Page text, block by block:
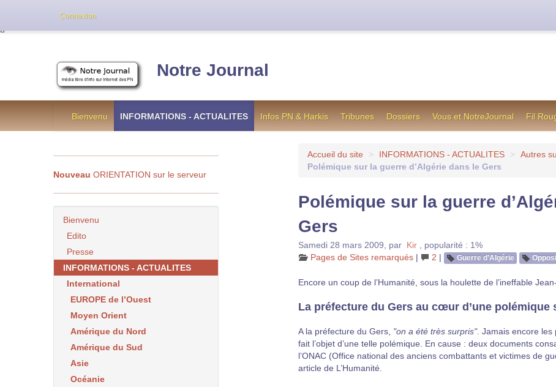
Notre Journal
Bienvenu INFORMATIONS - ACTUALITES Infos PN & Harkis Tribunes Dossiers Vous et NotreJournal Fil
Accueil du site > INFORMATIONS - ACTUALITES > Autres
Polémique sur la guerre d’Algérie dans le Gers
Polémique sur la guerre
Gers
Samedi 28 mars 2009 par Kir
popularité : 1%
Pages de Sites remarqués | 2 | Guerre d’Algérie
Encore un coup de l’Humanité, sous la houlette de l’ineffable
La préfecture du Gers au cœur d’une polémique
A la préfecture du Gers, "on a été très surpris". Jamais encore les
fait l’objet d’une telle polémique. En cause : deux documents
l’ONAC (Office national des anciens combattants et victimes de
article de L’Humanité.
Nouveau ORIENTATION sur le serveur
Bienvenu
Edito
Presse
INFORMATIONS - ACTUALITES
International
EUROPE de l’Ouest
Moyen Orient
Amérique du Nord
Amérique du Sud
Asie
Océanie
Connexion
Cette version de NotreJournal représente l’ancienne formule utilisée jusqu’en octobre 2012, en cas de